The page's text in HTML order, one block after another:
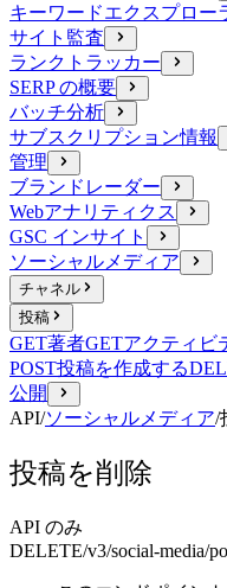
キーワードエクスプロー
サイト監査
ランクトラッカー
SERP の概要
バッチ分析
サブスクリプション情報
管理
ブランドレーダー
Webアナリティクス
GSC インサイト
ソーシャルメディア
チャネル
投稿
GET著者GETアクティビ
POST投稿を作成する
公開
API/ソーシャルメディア/
投稿を削除
API のみ
DELETE/v3/social-media/